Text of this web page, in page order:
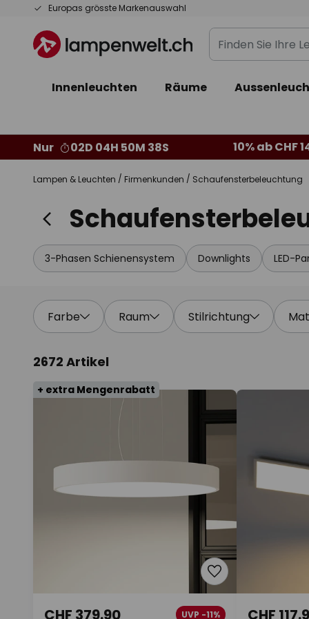
Europas grösste Markenauswahl
Zum
springen
Finden
Sie
Leuchte...
Innenleuchten Räume
Nur 02D 04H 50M 37S 10% ab CHF
Lampen & Leuchten Firmenkunden Schaufensterbeleuchtung
3-Phasen Schienensystem Downlights LED-
Farbe Raum Stilrichtung
2672 Artikel
+ extra Mengenrabatt
CHF 379.90 UVP -11% CHF